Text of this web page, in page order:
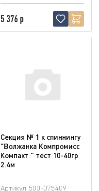
5 376 р
Секция № 1 к спиннингу
"Волжанка Компромисс
Компакт " тест 10-40гр
2.4м
Артикул 500-075409